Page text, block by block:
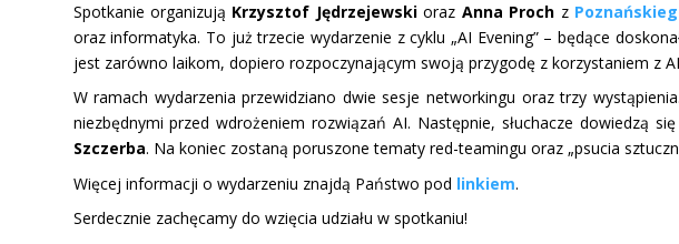
Spotkanie organizują Krzysztof Jędrzejewskioraz Anna Proch z
oraz informatyka. To już trzecie wydarzenie z cyklu „AI Evening” – będące
jest zarówno laikom, dopiero rozpoczynającym swoją przygodę z korzystaniem z
W ramach wydarzenia przewidziano dwie sesje networkingu oraz trzy
niezbędnymi przed wdrożeniem rozwiązań AI. Następnie, słuchacze dowiedzą
Szczerba. Na koniec zostaną poruszone tematy red-teamingu oraz „psucia
Więcej informacji o wydarzeniu znajdą Państwo pod linkiem.
Serdecznie zachęcamy do wzięcia udziału w spotkaniu!